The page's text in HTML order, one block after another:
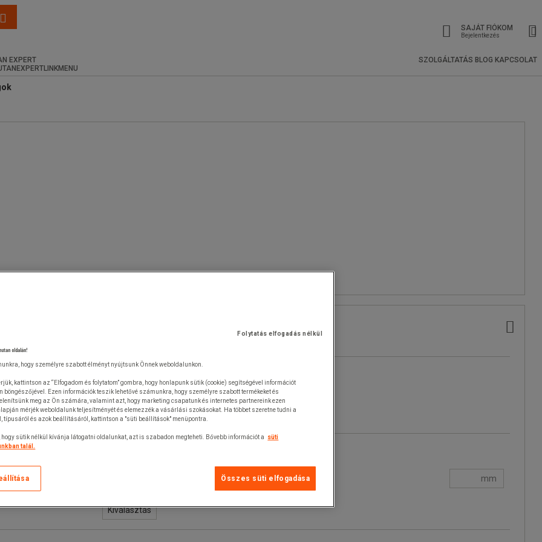
SAJÁT FIÓKOM
Bejelentkezés
EXPERT SZOLGÁLTATÁS BLOG KAPCSOLAT
mm
Kiválasztás
Folytatás elfogadás nélkül
oldalán!
hogy személyre szabott élményt nyújtsunk Önnek weboldalunkon.
kattintson az “Elfogadom és folytatom” gombra, hogy honlapunk sütik (cookie) segítségével információt
böngészőjével. Ezen információk teszik lehetővé számunkra, hogy személyre szabott termékeket és
meg az Ön számára, valamint azt, hogy marketing csapatunk és internetes partnereink ezen
mérjék weboldalunk teljesítményét és elemezzék a vásárlási szokásokat. Ha többet szeretne tudni a
típusáról és azok beállításáról, kattintson a "süti beállítások" menüpontra.
hogy sütik nélkül kívánja látogatni oldalunkat, azt is szabadon megteheti. Bővebb információt a
süti
talál.
Összes süti elfogadása